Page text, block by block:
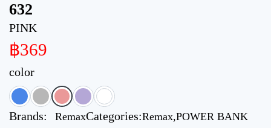
632
PINK
฿369
color
Brands: RemaxCategories:Remax,POWER BANK